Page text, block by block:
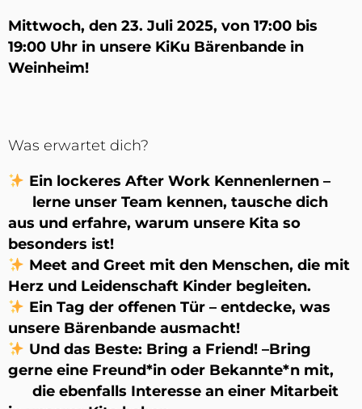
Mittwoch, den 23. Juli 2025, von 17:00 bis
19:00 Uhr in unsere KiKu Bärenbande in
Weinheim!
Was erwartet dich?
Ein lockeres After Work Kennenlernen–
lerne unser Team kennen, tausche dich
aus und erfahre, warum unsere Kita so
besonders ist!
Meet and Greetmit den Menschen, die mit
Herz und Leidenschaft Kinder begleiten.
Ein Tag der offenen Tür– entdecke, was
unsere Bärenbande ausmacht!
Und das Beste: Bring a Friend!–Bring
gerne eine Freund*in oder Bekannte*n mit,
die ebenfalls Interesse an einer Mitarbeit